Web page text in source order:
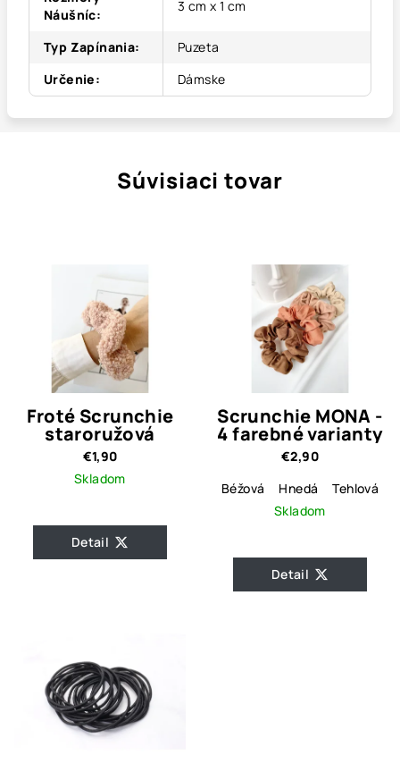
Náušníc:
3 cm x 1 cm
Typ Zapínania:
Puzeta
Určenie: Dámske
Súvisiaci tovar
Froté Scrunchie
staroružová
€1,90
Skladom
Detail
Scrunchie MONA -
4 farebné varianty
€2,90
Béžová
Hnedá Tehlová
Skladom
Detail